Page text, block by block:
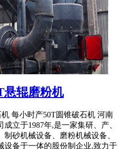
悬辊磨粉机
每小时产50T圆锥破石机 河南
立于1987年,是一家集研、产、
砂机械设备、磨粉机械设备、
设备于一体的股份制企业,致力于